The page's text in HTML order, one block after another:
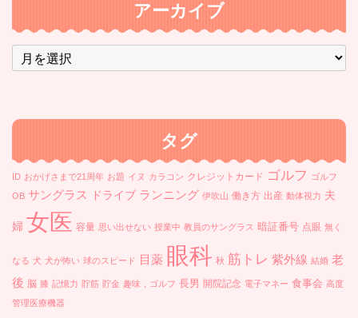
アーカイブ
ア
ー
ブ
タグ
ID おかげさまで21周年 お題 イヌ カラコン クレジットカード ゴルフ ゴルフ
OB サングラス ドライブ ランニング 伊吹山 働き方 出産 動体視力 夫
婦 女医 容量 思い出せない 授業中 教員のサングラス 暗証番号 点眼 無く
なる 犬 犬が怖い 球のスピード 目薬 眼科 秋 筋トレ 紫外線 結婚 老
後 脳 膝 記憶力 貯筋 貯金 趣味，ゴルフ 長男 開院記念 電子マネー 食事会 高度
管理医療機器